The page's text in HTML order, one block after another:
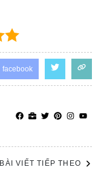
facebook
BÀI VIẾT TIẾP THEO